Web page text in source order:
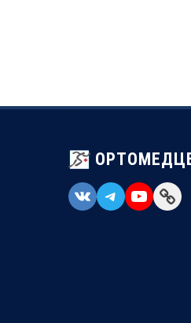
VK Telegram
YouTube
Link